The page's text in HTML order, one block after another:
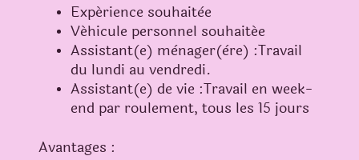
Expérience souhaitèe
Véhicule personnel souhaitée
Assistant(e) mènager(ère) :Travail
du lundi au vendredi.
Assistant(e) de vie :Travail en week-
end par roulement, tous les 15 jours
Avantages :